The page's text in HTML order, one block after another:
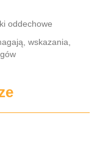
oddechowe
wskazania,